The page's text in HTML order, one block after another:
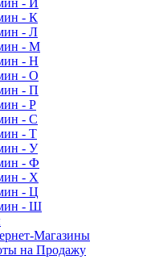
- И
- К
- Л
- М
- Н
- О
- П
- Р
- С
- Т
- У
- Ф
- Х
- Ц
- Ш
Магазины
на Продажу